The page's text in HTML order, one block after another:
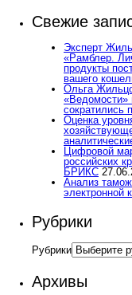
Свежие
Эксперт
«Рамблер.
продукты
вашего
Ольга
«Ведомости»
сократились
Оценка
Цифровой
российских
БРИКС
Анализ
электронной
Рубрики
Рубрики
Архивы